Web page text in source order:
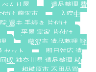
んり屋
遺品整理 費
け 藤沢市
入院中
退去 手続き 片付け
平屋 実家 片付け
藤沢市 遺品整理 評
セット
即日対応 遺
収 神奈川県 遺品整理 横
相模原市 不用品買